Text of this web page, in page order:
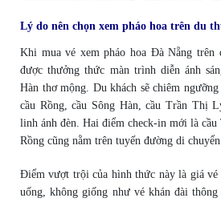
Lý do nên chọn xem pháo hoa trên du
Khi mua vé xem pháo hoa Đà Nẵng trên
được thưởng thức màn trình diễn ánh
Hàn thơ mộng. Du khách sẽ chiêm
cầu Rồng, cầu Sông Hàn, cầu Trần Thị
linh ánh đèn. Hai điểm check-in mới là cầu
Rồng cũng nằm trên tuyến đường di
Điểm vượt trội của hình thức này là giá vé
uống, không giống như vé khán đài